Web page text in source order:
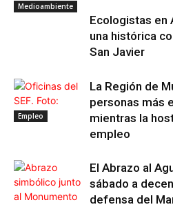
Medioambiente
Ecologistas en
una histórica
San Javier
Empleo
La Región de
personas más
mientras la
empleo
El Abrazo al
sábado a
defensa del